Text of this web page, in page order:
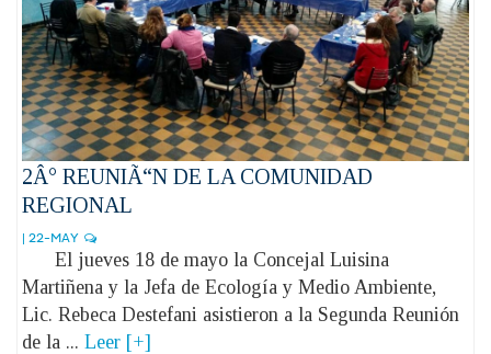
2Â° REUNIÃ“N DE LA COMUNIDAD
REGIONAL
| 22-MAY
El jueves 18 de mayo la Concejal Luisina
Martiñena y la Jefa de Ecología y Medio Ambiente,
Lic. Rebeca Destefani asistieron a la Segunda Reunión
de la ... Leer [+]